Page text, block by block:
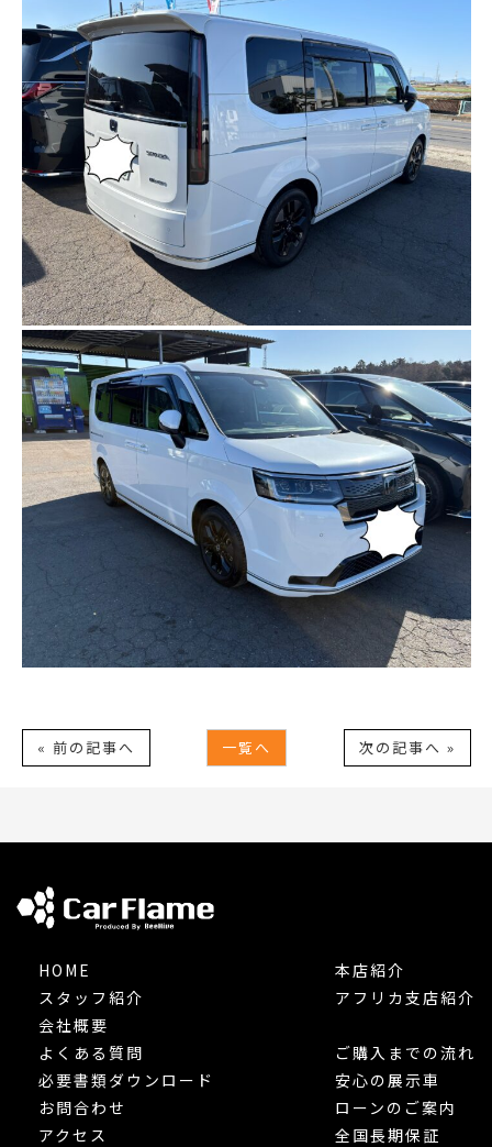
« 前の記事へ 一覧へ 次の記事へ »
HOME
スタッフ紹介
会社概要
本店紹介
アフリカ支店紹介
よくある質問
必要書類ダウンロード
お問合わせ
アクセス
ご購入までの流れ
安心の展示車
ローンのご案内
全国長期保証